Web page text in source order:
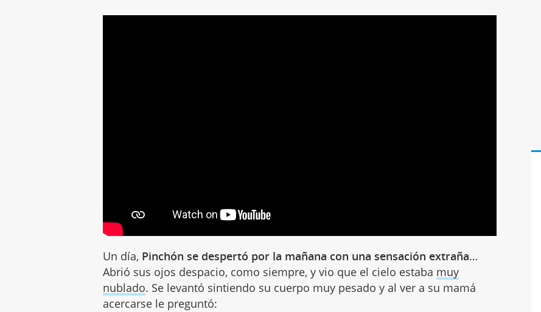
Un día, Pinchón se despertó por la mañana con una sensación extraña…
Abrió sus ojos despacio, como siempre, y vio que el cielo estaba muy
nublado. Se levantó sintiendo su cuerpo muy pesado y al ver a su mamá
acercarse le preguntó: